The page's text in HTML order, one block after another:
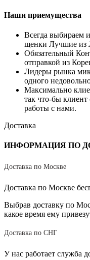
Наши приемущества
Всегда выбираем
щенки Лучшие из
Обязательный
отправкой из
Лидеры рынка
одного
Максимально
так что-бы клиент
работы с нами.
Доставка
ИНФОРМАЦИЯ ПО
Доставка по Москве
Доставка по Москве
Выбрав доставку по
какое время ему
Доставка по СНГ
У нас работает служба